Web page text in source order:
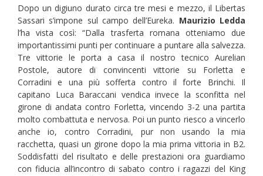
Dopo un digiuno durato circa tre mesi e mezzo, il Libertas
Sassari s’impone sul campo dell’Eureka. Maurizio Ledda
l’ha vista così: “Dalla trasferta romana otteniamo due
importantissimi punti per continuare a puntare alla salvezza.
Tre vittorie le porta a casa il nostro tecnico Aurelian
Postole, autore di convincenti vittorie su Forletta e
Corradini e una più sofferta contro il forte Brinchi. Il
capitano Luca Baraccani vendica invece la sconfitta nel
girone di andata contro Forletta, vincendo 3-2 una partita
molto combattuta e nervosa. Poi un punto riesco a vincerlo
anche io, contro Corradini, pur non usando la mia
racchetta, quasi un girone dopo la mia prima vittoria in B2.
Soddisfatti del risultato e delle prestazioni ora guardiamo
con fiducia all’incontro di sabato contro i ragazzi del King